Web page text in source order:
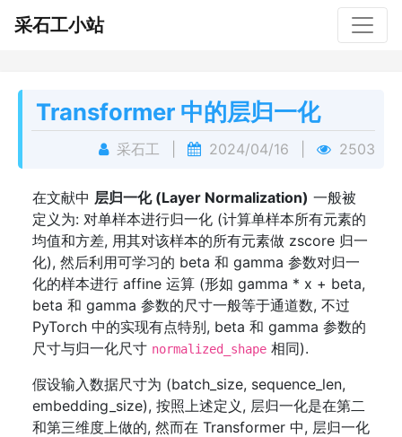
采石工小站
Transformer 中的层归一化
采石工 2024/04/16 2503
在文献中 层归一化 (Layer Normalization) 一般被
定义为: 对单样本进行归一化 (计算单样本所有元素的
均值和方差, 用其对该样本的所有元素做 zscore 归一
化), 然后利用可学习的 beta 和 gamma 参数对归一
化的样本进行 affine 运算 (形如 gamma * x + beta,
beta 和 gamma 参数的尺寸一般等于通道数, 不过
PyTorch 中的实现有点特别, beta 和 gamma 参数的
尺寸与归一化尺寸 normalized_shape 相同).
假设输入数据尺寸为 (batch_size, sequence_len,
embedding_size), 按照上述定义, 层归一化是在第二
和第三维度上做的, 然而在 Transformer 中, 层归一化